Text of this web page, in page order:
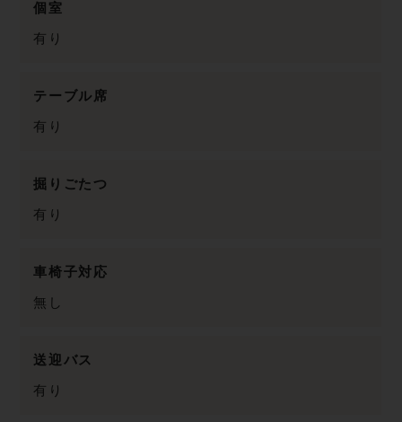
個室
有り
テーブル席
有り
掘りごたつ
有り
車椅子対応
無し
送迎バス
有り